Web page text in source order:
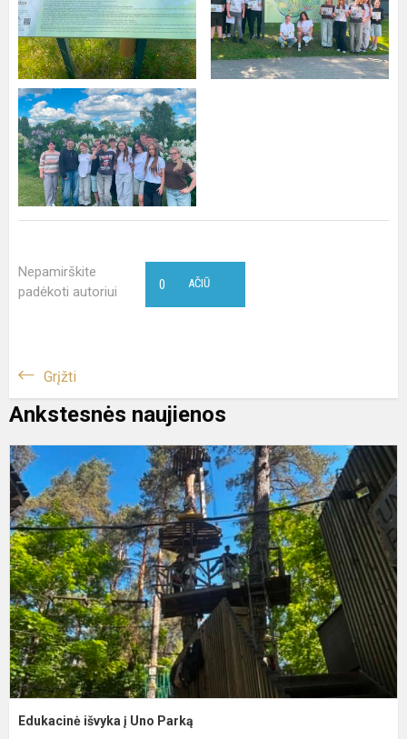
Nepamirškite
padėkoti autoriui
AČIŪ
0
Grįžti
Ankstesnės naujienos
Edukacinė išvyka į Uno Parką